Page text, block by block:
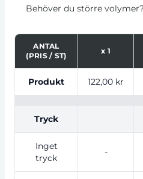
Behöver du större
ANTAL
(PRIS / ST)
x 1
Produkt 122,00 kr
Tryck
Inget
tryck
-